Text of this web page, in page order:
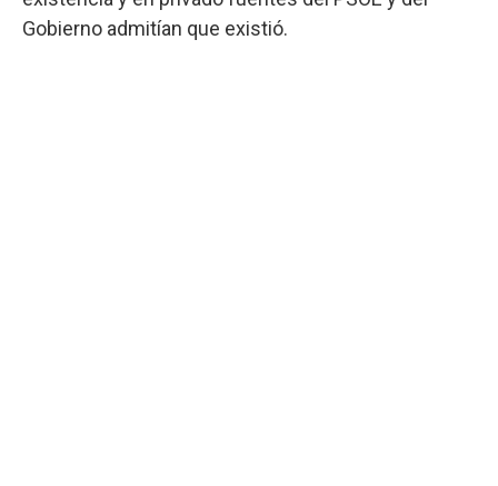
Gobierno admitían que existió.